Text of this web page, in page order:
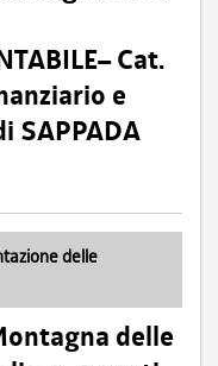
Cat.
e
SAPPADA
delle
delle